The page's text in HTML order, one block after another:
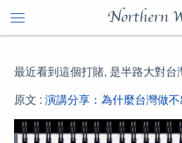
Northern
最近看到這個打賭, 是半路大對
原文 : 演講分享：為什麼台灣做